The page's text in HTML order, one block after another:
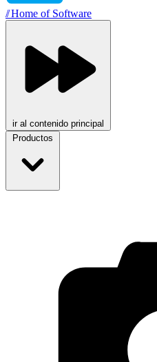
//Home of Software
ir al contenido principal
Productos